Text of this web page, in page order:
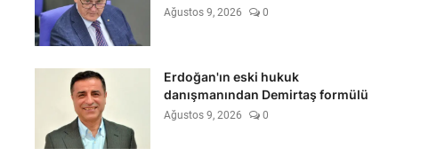
Ağustos 9, 2026 0
Erdoğan'ın eski hukuk
danışmanından Demirtaş formülü
Ağustos 9, 2026 0